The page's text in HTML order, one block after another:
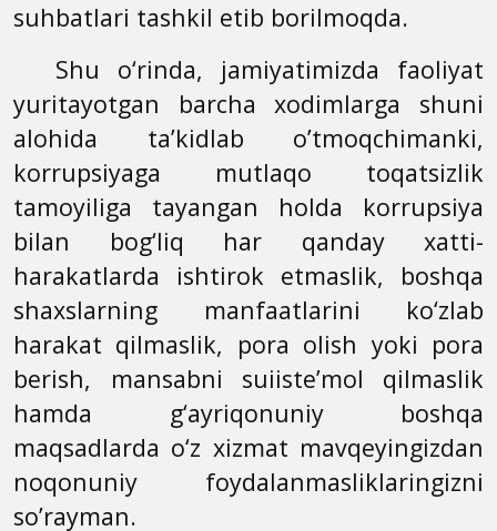
suhbatlari tashkil etib borilmoqda.
Shu o‘rinda, jamiyatimizda faoliyat
yuritayotgan barcha xodimlarga shuni
alohida ta’kidlab o’tmoqchimanki,
korrupsiyaga mutlaqo toqatsizlik
tamoyiliga tayangan holda korrupsiya
bilan bog‘liq har qanday xatti-
harakatlarda ishtirok etmaslik, boshqa
shaxslarning manfaatlarini ko‘zlab
harakat qilmaslik, pora olish yoki pora
berish, mansabni suiiste’mol
qilmaslik
hamda g‘ayriqonuniy boshqa
maqsadlarda o‘z xizmat mavqeyingizdan
noqonuniy foydalanmasliklaringizni
so’rayman.